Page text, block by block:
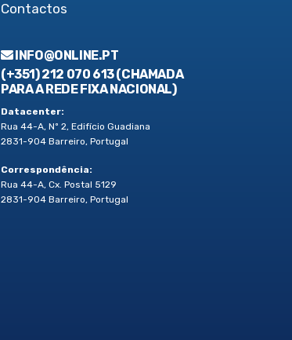
Contactos
INFO@ONLINE.PT
(+351) 212 070 613 (CHAMADA
PARA A REDE FIXA NACIONAL)
Datacenter:
Rua 44-A, Nº 2, Edifício Guadiana
2831-904 Barreiro, Portugal
Correspondência:
Rua 44-A, Cx. Postal 5129
2831-904 Barreiro, Portugal